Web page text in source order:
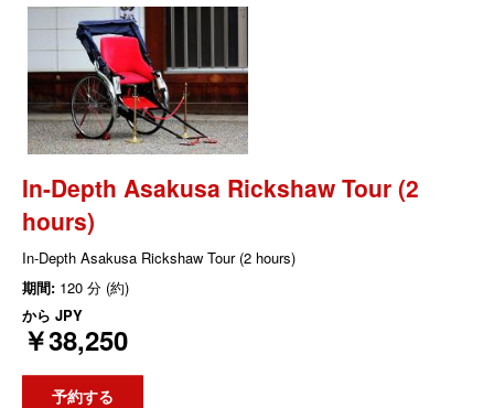
In-Depth Asakusa Rickshaw Tour (2
hours)
In-Depth Asakusa Rickshaw Tour (2 hours)
期間: 120 分 (約)
から JPY
￥38,250
予約する